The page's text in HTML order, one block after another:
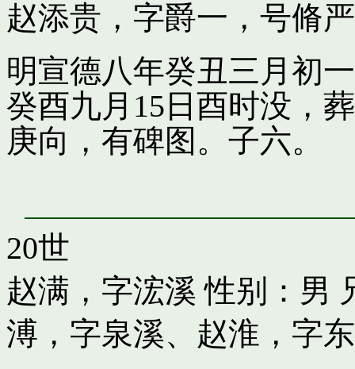
赵添贵，字爵一，号脩严
明宣德八年癸丑三月初
癸酉九月15日酉时没，
庚向，有碑图。子六。
20世
赵满，字浤溪 性别：男
溥，字泉溪、 赵淮，字